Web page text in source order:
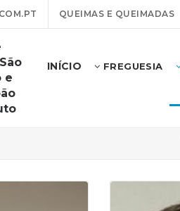
QUEIMAS E QUEIMADAS
e
INÍCIO FREGUESIA